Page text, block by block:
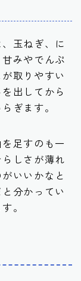
玉ねぎ、に
みやでんぷ
取りやすい
出してから
ぎます。
足すのも一
しさが薄れ
いいかなと
分かってい
。